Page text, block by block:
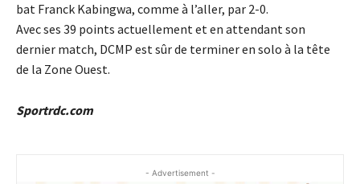
bat Franck Kabingwa, comme à l’aller, par 2-0.
Avec ses 39 points actuellement et en attendant son
dernier match, DCMP est sûr de terminer en solo à la tête
de la Zone Ouest.
Sportrdc.com
- Advertisement -